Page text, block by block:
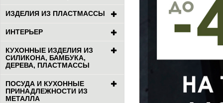
ИЗДЕЛИЯ ИЗ ПЛАСТМАССЫ
ИНТЕРЬЕР
КУХОННЫЕ ИЗДЕЛИЯ ИЗ
СИЛИКОНА, БАМБУКА,
ДЕРЕВА, ПЛАСТМАССЫ
ПОСУДА И КУХОННЫЕ
ПРИНАДЛЕЖНОСТИ ИЗ
МЕТАЛЛА